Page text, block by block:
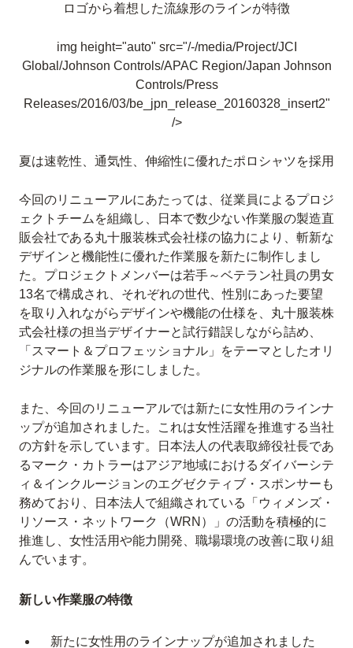
ロゴから着想した流線形のラインが特徴
img height="auto" src="/-/media/Project/JCI
Global/Johnson Controls/APAC Region/Japan Johnson
Controls/Press
Releases/2016/03/be_jpn_release_20160328_insert2"
/>
夏は速乾性、通気性、伸縮性に優れたポロシャツを採用
今回のリニューアルにあたっては、従業員によるプロジ
ェクトチームを組織し、日本で数少ない作業服の製造直
販会社である丸十服装株式会社様の協力により、斬新な
デザインと機能性に優れた作業服を新たに制作しまし
た。プロジェクトメンバーは若手～ベテラン社員の男女
13名で構成され、それぞれの世代、性別にあった要望
を取り入れながらデザインや機能の仕様を、丸十服装株
式会社様の担当デザイナーと試行錯誤しながら詰め、
「スマート＆プロフェッショナル」をテーマとしたオリ
ジナルの作業服を形にしました。
また、今回のリニューアルでは新たに女性用のラインナ
ップが追加されました。これは女性活躍を推進する当社
の方針を示しています。日本法人の代表取締役社長であ
るマーク・カトラーはアジア地域におけるダイバーシテ
ィ＆インクルージョンのエグゼクティブ・スポンサーも
務めており、日本法人で組織されている「ウィメンズ・
リソース・ネットワーク（WRN）」の活動を積極的に
推進し、女性活用や能力開発、職場環境の改善に取り組
んでいます。
新しい作業服の特徴
新たに女性用のラインナップが追加されました